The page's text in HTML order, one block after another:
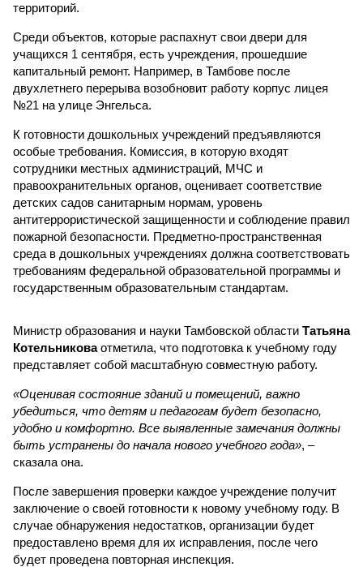
территорий.
Среди объектов, которые распахнут свои двери для
учащихся 1 сентября, есть учреждения, прошедшие
капитальный ремонт. Например, в Тамбове после
двухлетнего перерыва возобновит работу корпус лицея
№21 на улице Энгельса.
К готовности дошкольных учреждений предъявляются
особые требования. Комиссия, в которую входят
сотрудники местных администраций, МЧС и
правоохранительных органов, оценивает соответствие
детских садов санитарным нормам, уровень
антитеррористической защищенности и соблюдение правил
пожарной безопасности. Предметно-пространственная
среда в дошкольных учреждениях должна соответствовать
требованиям федеральной образовательной программы и
государственным образовательным стандартам.
Министр образования и науки Тамбовской области Татьяна
Котельниковаотметила, что подготовка к учебному году
представляет собой масштабную совместную работу.
«Оценивая состояние зданий и помещений, важно
убедиться, что детям и педагогам будет безопасно,
удобно и комфортно. Все выявленные замечания должны
быть устранены до начала нового учебного года», –
сказала она.
После завершения проверки каждое учреждение получит
заключение о своей готовности к новому учебному году. В
случае обнаружения недостатков, организации будет
предоставлено время для их исправления, после чего
будет проведена повторная инспекция.